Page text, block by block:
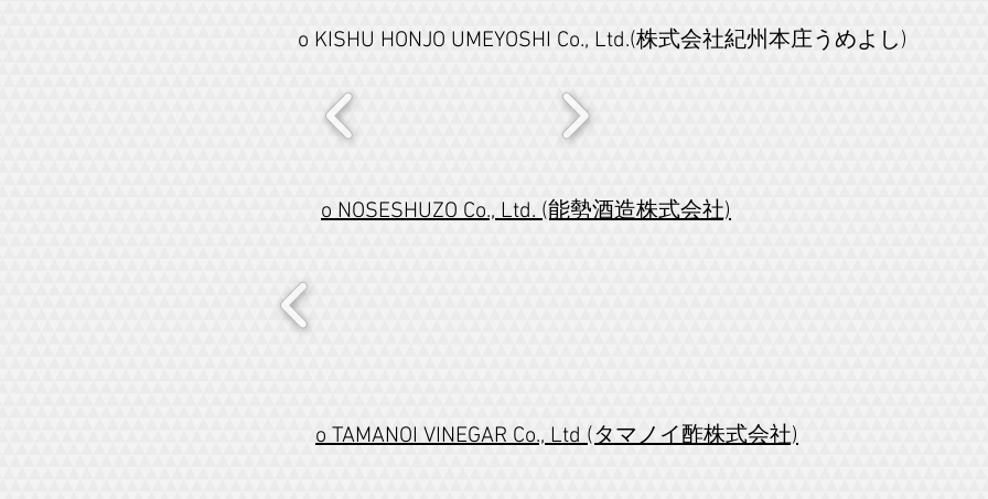
o KISHU HONJO UMEYOSHI Co., Ltd.(株式会社紀州本庄うめよし)
o NOSESHUZO Co., Ltd. (能勢酒造株式会社)
o TAMANOI VINEGAR Co., Ltd (タマノイ酢株式会社)